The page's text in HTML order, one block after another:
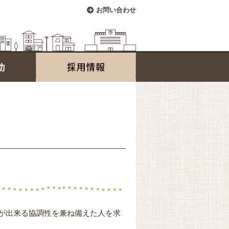
お問い合わせ
出来る協調性を兼ね備えた人を求